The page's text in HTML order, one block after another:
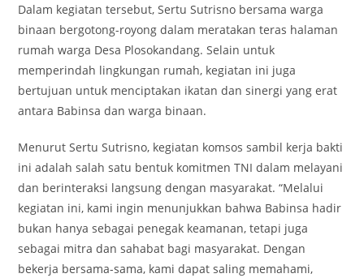
Dalam kegiatan tersebut, Sertu Sutrisno bersama warga
binaan bergotong-royong dalam meratakan teras halaman
rumah warga Desa Plosokandang. Selain untuk
memperindah lingkungan rumah, kegiatan ini juga
bertujuan untuk menciptakan ikatan dan sinergi yang erat
antara Babinsa dan warga binaan.
Menurut Sertu Sutrisno, kegiatan komsos sambil kerja bakti
ini adalah salah satu bentuk komitmen TNI dalam melayani
dan berinteraksi langsung dengan masyarakat. “Melalui
kegiatan ini, kami ingin menunjukkan bahwa Babinsa hadir
bukan hanya sebagai penegak keamanan, tetapi juga
sebagai mitra dan sahabat bagi masyarakat. Dengan
bekerja bersama-sama, kami dapat saling memahami,